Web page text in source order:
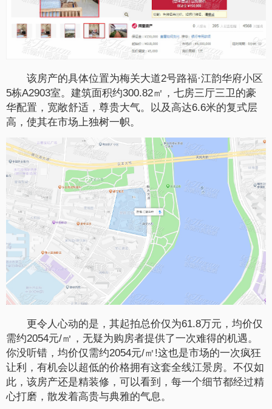
该房产的具体位置为梅关大道2号路福·江韵华府小区
5栋A2903室。建筑面积约300.82㎡，七房三厅三卫的豪
华配置，宽敞舒适，尊贵大气。以及高达6.6米的复式层
高，使其在市场上独树一帜。
更令人心动的是，其起拍总价仅为61.8万元，均价仅
需约2054元/㎡，无疑为购房者提供了一次难得的机遇。
你没听错，均价仅需约2054元/㎡!这也是市场的一次疯狂
让利，有机会以超低的价格拥有这套全线江景房。不仅如
此，该房产还是精装修，可以看到，每一个细节都经过精
心打磨，散发着高贵与典雅的气息。